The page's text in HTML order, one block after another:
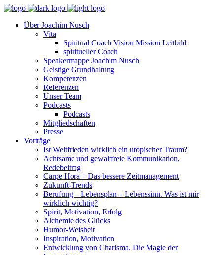
Über Joachim Nusch
Vita
Spiritual Coach Vision Mission Leitbild
spiritueller Coach
Speakermappe Joachim Nusch
Geistige Grundhaltung
Kompetenzen
Referenzen
Unser Team
Podcasts
Podcasts
Mitgliedschaften
Presse
Vorträge
Ist Weltfrieden wirklich ein utopischer Traum?
Achtsame und gewaltfreie Kommunikation,
Redebeitrag
Carpe Hora – Das bessere Zeitmanagement
Zukunft-Trends
Berufung – Lebensplan – Lebenssinn. Was ist mir
wirklich wichtig?
Spirit, Motivation, Erfolg
Alchemie des Glücks
Humor-Weisheit
Inspiration, Motivation
Entwicklung von Charisma. Die Magie der